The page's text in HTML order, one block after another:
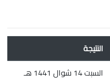
النتيجة
السبت 14 شوال 1441 هـ